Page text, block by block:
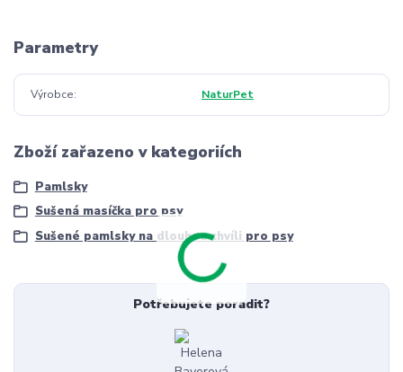
Parametry
Výrobce NaturPet
Zboží zařazeno v kategoriích
Pamlsky
Sušená masíčka pro psy
Sušené pamlsky na dlouhou chvíli pro psy
Potřebujete poradit?